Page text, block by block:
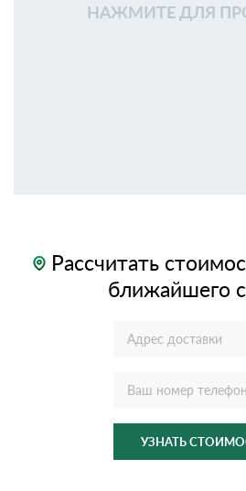
НАЖМИТЕ ДЛЯ
Рассчитать
ближайшего
УЗНАТЬ